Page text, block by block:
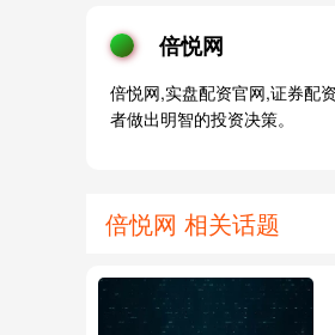
倍悦网
倍悦网,实盘配资官网,证券配
者做出明智的投资决策。
倍悦网 相关话题